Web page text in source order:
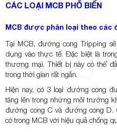
CÁC LOẠI MCB PHỔ BIẾN
MCB được phân loại theo các
Tại MCB, đường cong Tripping
dụng vào thực tế. Đặc biệt là
thương mại. Thiết bị này có thể
trong thời gian rất ngắn.
Hiện nay, có 3 loại đường cong
tăng lên trong những môi trường
đường cong C và đường cong D.
có trong MCB với hiệu quả chống